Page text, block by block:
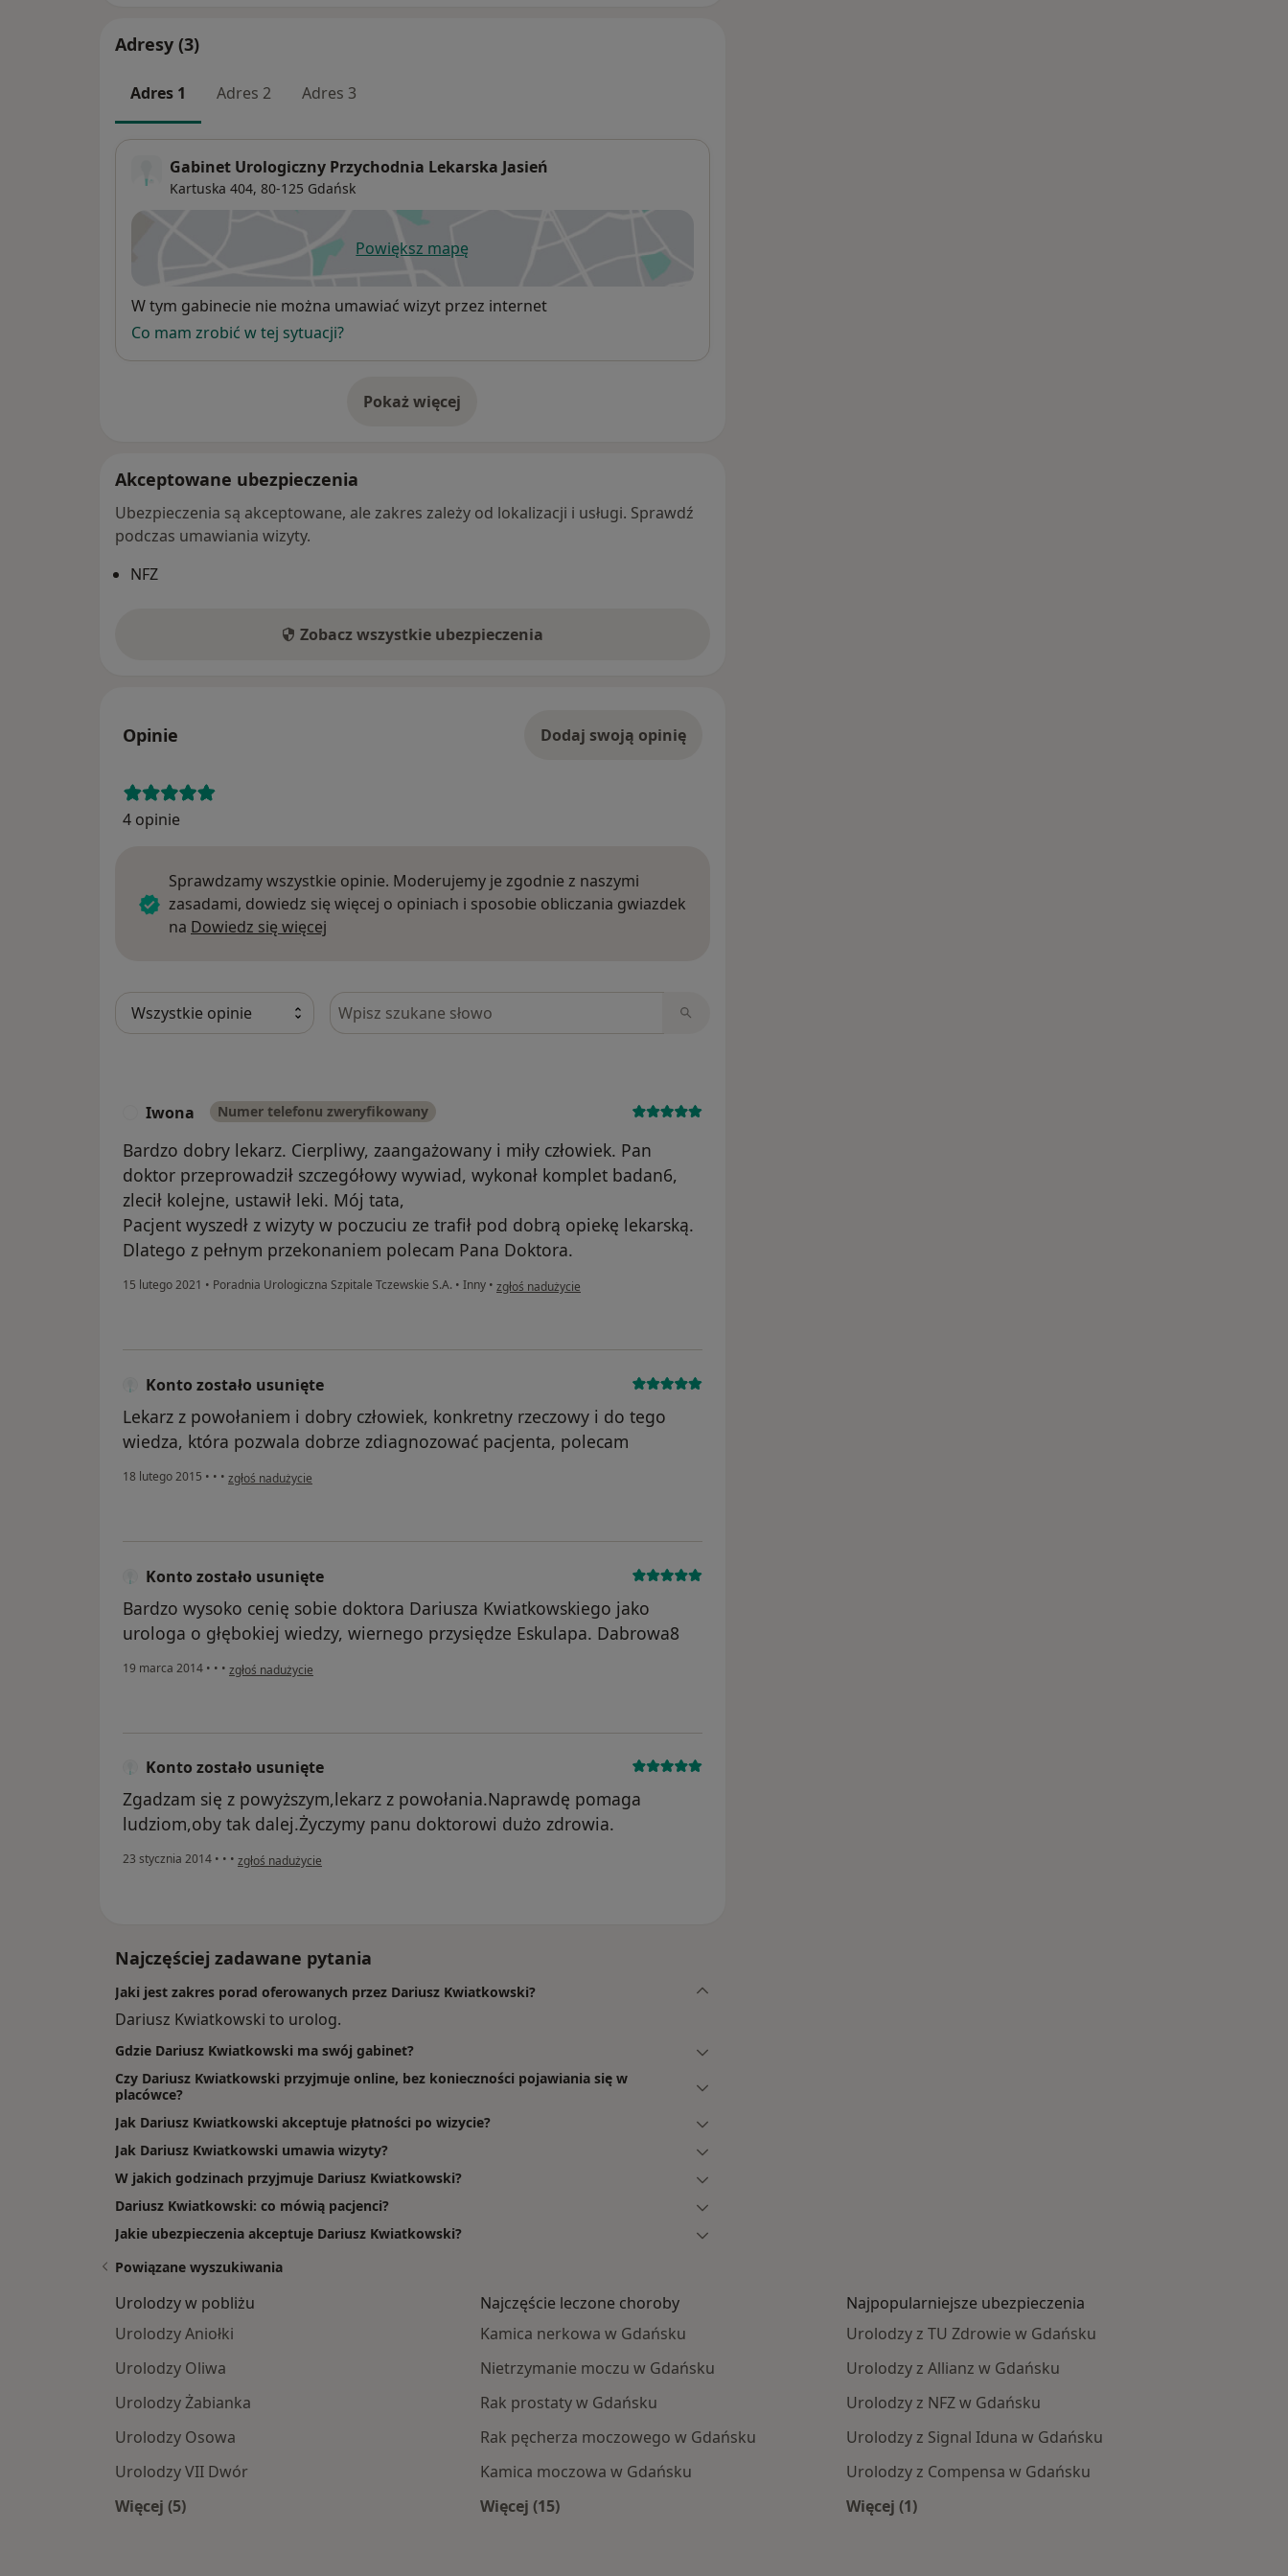
Adresy (3)
Adres 1 Adres 2 Adres 3
Gabinet Urologiczny Przychodnia Lekarska Jasień
Kartuska 404, 80-125 Gdańsk
Powiększ mapęotwiera się w nowej karcie
Dostępność
W tym gabinecie nie można umawiać wizyt przez internet
Co mam zrobić w tej sytuacji?
Pokaż więcej
o adresie
Akceptowane ubezpieczenia
Ubezpieczenia są akceptowane, ale zakres zależy od lokalizacji i usługi. Sprawdź
podczas umawiania wizyty.
NFZ
Zobacz wszystkie ubezpieczenia
Opinie Dodaj swoją opinię
4 opinie
Sprawdzamy wszystkie opinie. Moderujemy je zgodnie z naszymi
zasadami, dowiedz się więcej o opiniach i sposobie obliczania gwiazdek
na Dowiedz się więcej
Szukaj w opiniach
Iwona Numer telefonu zweryfikowany
Bardzo dobry lekarz. Cierpliwy, zaangażowany i miły człowiek. Pan
doktor przeprowadził szczegółowy wywiad, wykonał komplet badan6,
zlecił kolejne, ustawił leki. Mój tata,
Pacjent wyszedł z wizyty w poczuciu ze trafił pod dobrą opiekę lekarską.
Dlatego z pełnym przekonaniem polecam Pana Doktora.
15 lutego 2021 • Poradnia Urologiczna Szpitale Tczewskie S.A. • Inny • w opinii użytkownika Iwona
zgłoś nadużycie
Konto zostało usunięte
Lekarz z powołaniem i dobry człowiek, konkretny rzeczowy i do tego
wiedza, która pozwala dobrze zdiagnozować pacjenta, polecam
18 lutego 2015 • • • w opinii użytkownika Konto zostało usunięte
zgłoś nadużycie
Konto zostało usunięte
Bardzo wysoko cenię sobie doktora Dariusza Kwiatkowskiego jako
urologa o głębokiej wiedzy, wiernego przysiędze Eskulapa. Dabrowa8
19 marca 2014 • • • w opinii użytkownika Konto zostało usunięte
zgłoś nadużycie
Konto zostało usunięte
Zgadzam się z powyższym,lekarz z powołania.Naprawdę pomaga
ludziom,oby tak dalej.Życzymy panu doktorowi dużo zdrowia.
23 stycznia 2014 • • • w opinii użytkownika Konto zostało usunięte
zgłoś nadużycie
Najczęściej zadawane pytania
Jaki jest zakres porad oferowanych przez Dariusz Kwiatkowski?
Dariusz Kwiatkowski to urolog.
Gdzie Dariusz Kwiatkowski ma swój gabinet?
Czy Dariusz Kwiatkowski przyjmuje online, bez konieczności pojawiania się w
placówce?
Jak Dariusz Kwiatkowski akceptuje płatności po wizycie?
Jak Dariusz Kwiatkowski umawia wizyty?
W jakich godzinach przyjmuje Dariusz Kwiatkowski?
Dariusz Kwiatkowski: co mówią pacjenci?
Jakie ubezpieczenia akceptuje Dariusz Kwiatkowski?
Powiązane wyszukiwania
Urolodzy w pobliżu
Urolodzy Aniołki
Urolodzy Oliwa
Urolodzy Żabianka
Urolodzy Osowa
Urolodzy VII Dwór
Więcej (5)
Najczęście leczone choroby
Kamica nerkowa w Gdańsku
Nietrzymanie moczu w Gdańsku
Rak prostaty w Gdańsku
Rak pęcherza moczowego w Gdańsku
Kamica moczowa w Gdańsku
Więcej (15)
Najpopularniejsze ubezpieczenia
Urolodzy z TU Zdrowie w Gdańsku
Urolodzy z Allianz w Gdańsku
Urolodzy z NFZ w Gdańsku
Urolodzy z Signal Iduna w Gdańsku
Urolodzy z Compensa w Gdańsku
Więcej (1)